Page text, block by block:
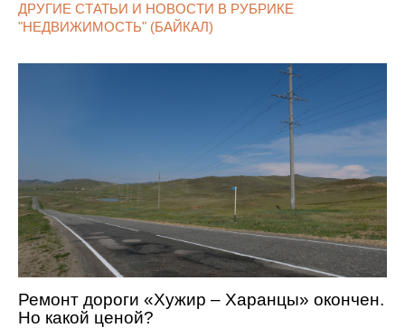
ДРУГИЕ СТАТЬИ И НОВОСТИ В РУБРИКЕ
"НЕДВИЖИМОСТЬ" (БАЙКАЛ)
Ремонт дороги «Хужир – Харанцы» окончен.
Но какой ценой?